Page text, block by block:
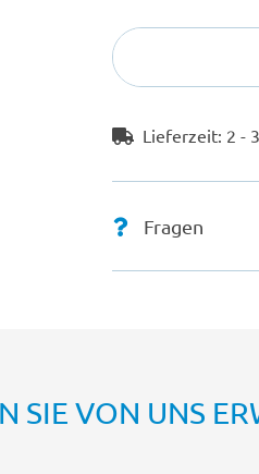
Lieferzeit: 2 -
Fragen
SIE VON UNS